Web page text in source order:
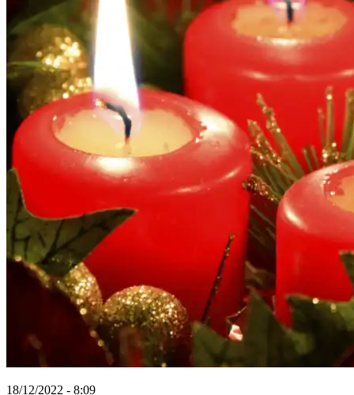
18/12/2022 - 8:09